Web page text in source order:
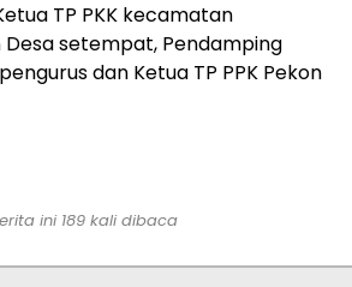
TP PKK kecamatan
Desa setempat, Pendamping
dan Ketua TP PPK Pekon
ini 189 kali dibaca